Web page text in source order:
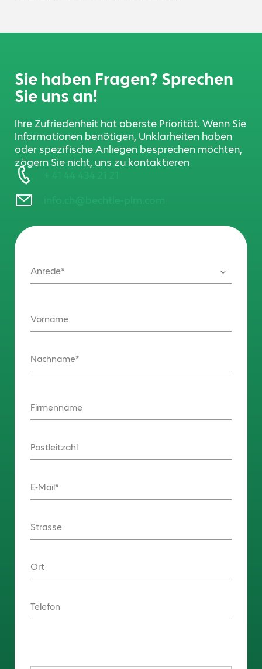
Sie haben Fragen? Sprechen
Sie uns an!
Ihre Zufriedenheit hat oberste Priorität. Wenn Sie
Informationen benötigen, Unklarheiten haben
oder spezifische Anliegen besprechen möchten,
zögern Sie nicht, uns zu kontaktieren
Anrede
Vorname
Nachname
Firmenname
Postleitzahl
E-Mail
Strasse
Ort
Telefon